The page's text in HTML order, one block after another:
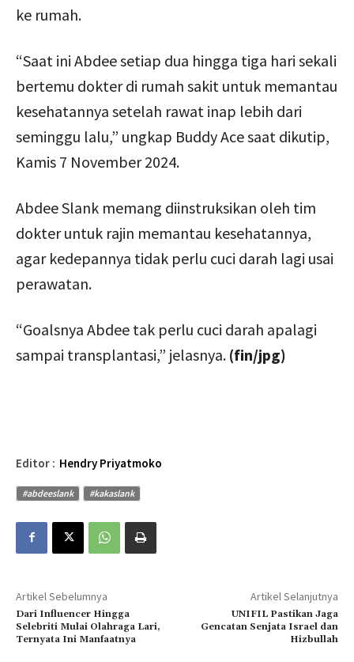
ke rumah.
“Saat ini Abdee setiap dua hingga tiga hari sekali
bertemu dokter di rumah sakit untuk memantau
kesehatannya setelah rawat inap lebih dari
seminggu lalu,” ungkap Buddy Ace saat dikutip,
Kamis 7 November 2024.
Abdee Slank memang diinstruksikan oleh tim
dokter untuk rajin memantau kesehatannya,
agar kedepannya tidak perlu cuci darah lagi usai
perawatan.
“Goalsnya Abdee tak perlu cuci darah apalagi
sampai transplantasi,” jelasnya. (fin/jpg)
Editor : Hendry Priyatmoko
#abdeeslank #kakaslank
Artikel Sebelumnya
Dari Influencer Hingga
Selebriti Mulai Olahraga Lari,
Ternyata Ini Manfaatnya
Artikel Selanjutnya
UNIFIL Pastikan Jaga
Gencatan Senjata Israel dan
Hizbullah